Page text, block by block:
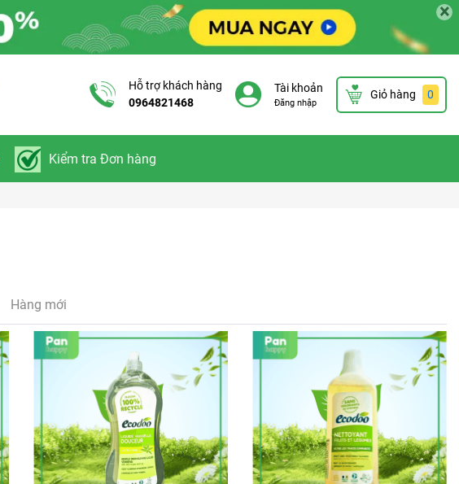
×
Hỗ trợ khách hàng
0964821468
Tài khoản
Đăng nhập
Giỏ hàng 0
Kiểm tra Đơn hàng
Hàng mới